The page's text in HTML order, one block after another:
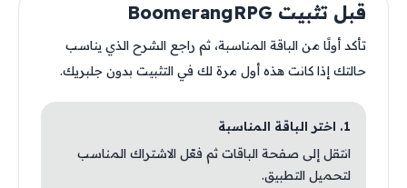
قبل تثبيت BoomerangRPG
تأكد أولًا من الباقة المناسبة، ثم راجع الشرح الذي يناسب
حالتك إذا كانت هذه أول مرة لك في التثبيت بدون جلبريك.
1. اختر الباقة المناسبة
انتقل إلى صفحة الباقات ثم فعّل الاشتراك المناسب
لتحميل التطبيق.